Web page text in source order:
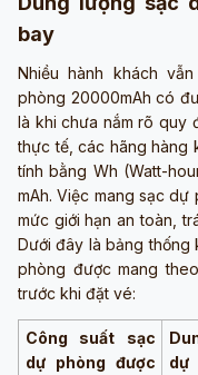
bay
Nhiều hành khách
phòng 20000mAh có
là khi chưa nắm rõ quy
thực tế, các hãng hàng
tính bằng Wh (Watt-
mAh. Việc mang sạc
mức giới hạn an toàn,
Dưới đây là bảng thống
phòng được mang
trước khi đặt vé:
Công suất sạc
dự phòng được
dự